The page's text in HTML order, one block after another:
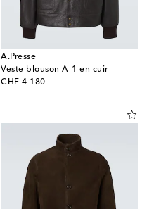
A.Presse
Veste blouson A-1 en cuir
CHF 4 180
original price